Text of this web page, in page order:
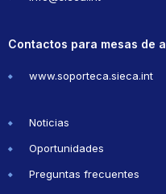
Contactos para mesas de
www.soporteca.sieca.int
Noticias
Oportunidades
Preguntas frecuentes